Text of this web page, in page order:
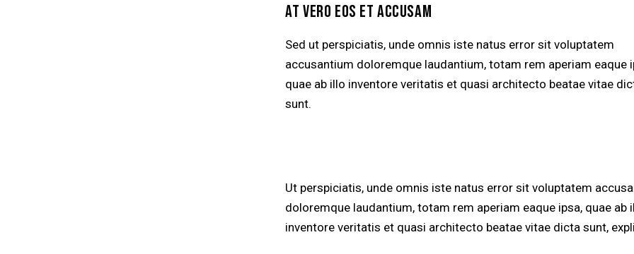
AT VERO EOS ET ACCUSAM
Sed ut perspiciatis, unde omnis iste natus error sit voluptatem
accusantium doloremque laudantium, totam rem aperiam eaque
quae ab illo inventore veritatis et quasi architecto beatae vitae
sunt.
Ut perspiciatis, unde omnis iste natus error sit voluptatem
doloremque laudantium, totam rem aperiam eaque ipsa, quae ab
inventore veritatis et quasi architecto beatae vitae dicta sunt,